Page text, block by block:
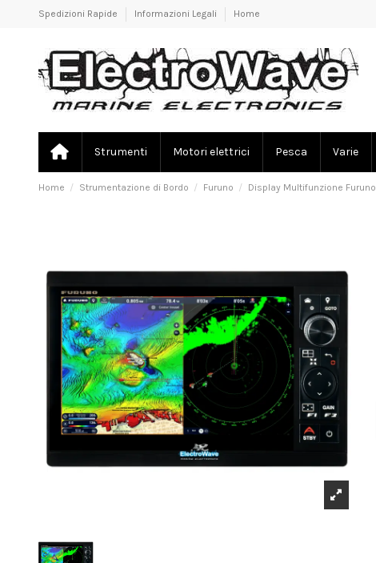
Spedizioni Rapide Informazioni Legali Home
Strumenti Motori elettrici Pesca Varie
Home Strumentazione di Bordo Furuno Display Multifunzione Furuno